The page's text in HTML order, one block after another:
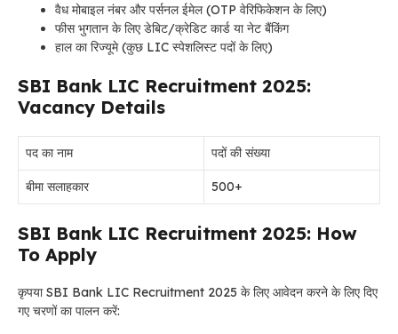
वैध मोबाइल नंबर और पर्सनल ईमेल (OTP वेरिफिकेशन के लिए)
फीस भुगतान के लिए डेबिट/क्रेडिट कार्ड या नेट बैंकिंग
हाल का रिज्यूमे (कुछ LIC स्पेशलिस्ट पदों के लिए)
SBI Bank LIC Recruitment 2025:
Vacancy Details
पद का नाम पदों की संख्या
बीमा सलाहकार 500+
SBI Bank LIC Recruitment 2025: How
To Apply
कृपया SBI Bank LIC Recruitment 2025 के लिए आवेदन करने के लिए दिए
गए चरणों का पालन करें: